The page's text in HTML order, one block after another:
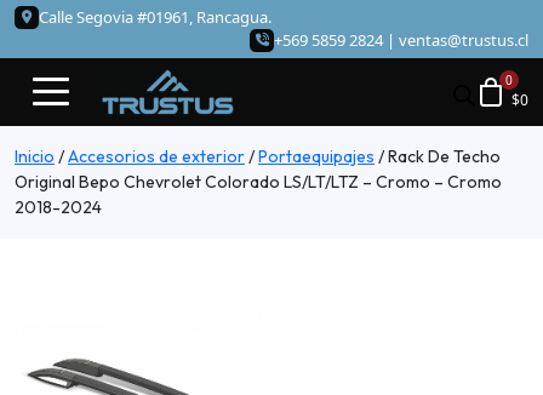
Calle Segovia #01961, Rancagua.
+569 5859 2824 | ventas@trustus.cl
$0
Inicio /Accesorios de exterior/Portaequipajes /Rack De Techo
Original Bepo Chevrolet Colorado LS/LT/LTZ – Cromo – Cromo
2018-2024